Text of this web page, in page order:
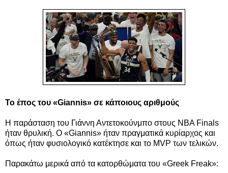
Το έπος του «Giannis» σε κάποιους αριθμούς
Η παράσταση του Γιάννη Αντετοκούνμπο στους NBA Finals
ήταν θρυλική. Ο «Giannis» ήταν πραγματικά κυρίαρχος και
όπως ήταν φυσιολογικό κατέκτησε και το MVP των τελικών.
Παρακάτω μερικά από τα κατορθώματα του «Greek Freak»: